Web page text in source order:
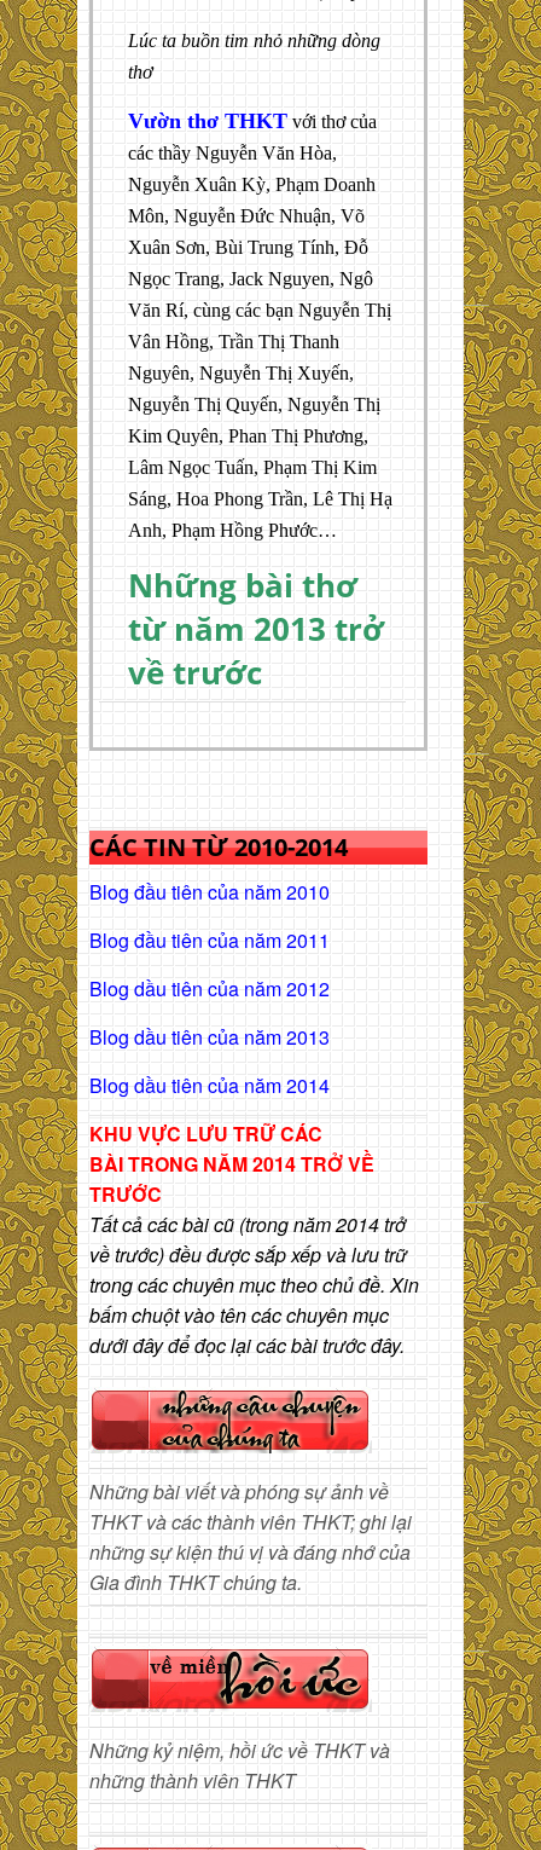
Lúc ta buồn tim nhỏ những dòng
thơ
Vườn thơ THKT với thơ của
các thầy Nguyễn Văn Hòa,
Nguyễn Xuân Kỳ, Phạm Doanh
Môn, Nguyễn Đức Nhuận, Võ
Xuân Sơn, Bùi Trung Tính, Đỗ
Ngọc Trang, Jack Nguyen, Ngô
Văn Rí, cùng các bạn Nguyễn Thị
Vân Hồng, Trần Thị Thanh
Nguyên, Nguyễn Thị Xuyến,
Nguyễn Thị Quyến, Nguyễn Thị
Kim Quyên, Phan Thị Phương,
Lâm Ngọc Tuấn, Phạm Thị Kim
Sáng, Hoa Phong Trần, Lê Thị Hạ
Anh, Phạm Hồng Phước…
Những bài thơ
từ năm 2013 trở
về trước
CÁC TIN TỪ 2010-2014
Blog đầu tiên của năm 2010
Blog đầu tiên của năm 2011
Blog dầu tiên của năm 2012
Blog dầu tiên của năm 2013
Blog dầu tiên của năm 2014
KHU VỰC LƯU TRỮ CÁC
BÀITRONG NĂM 2014 TRỞ VỀ
TRƯỚC
Tất cả các bài cũ (trong năm 2014 trở
về trước) đều được sắp xếp và lưu trữ
trong các chuyên mục theo chủ đề. Xin
bấm chuột vào tên các chuyên mục
dưới đây để đọc lại các bài trước đây.
Những bài viết và phóng sự ảnh về
THKT và các thành viên THKT; ghi lại
những sự kiện thú vị và đáng nhớ của
Gia đình THKT chúng ta.
Những kỷ niệm, hồi ức về THKT và
những thành viên THKT